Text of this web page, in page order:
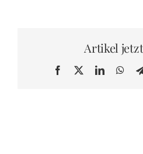
Artikel
Facebook LinkedIn